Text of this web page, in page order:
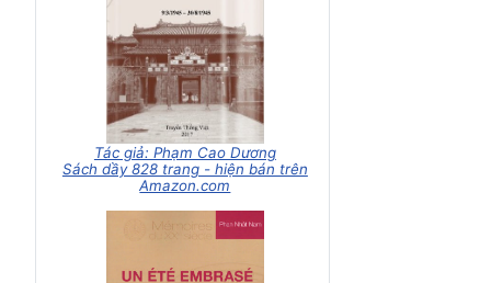
Tác giả: Phạm Cao Dương
Sách dầy 828 trang - hiện bán trên
Amazon.com